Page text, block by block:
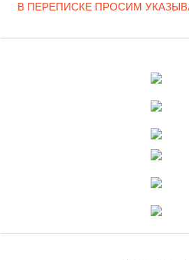
В ПЕРЕПИСКЕ ПРОСИМ